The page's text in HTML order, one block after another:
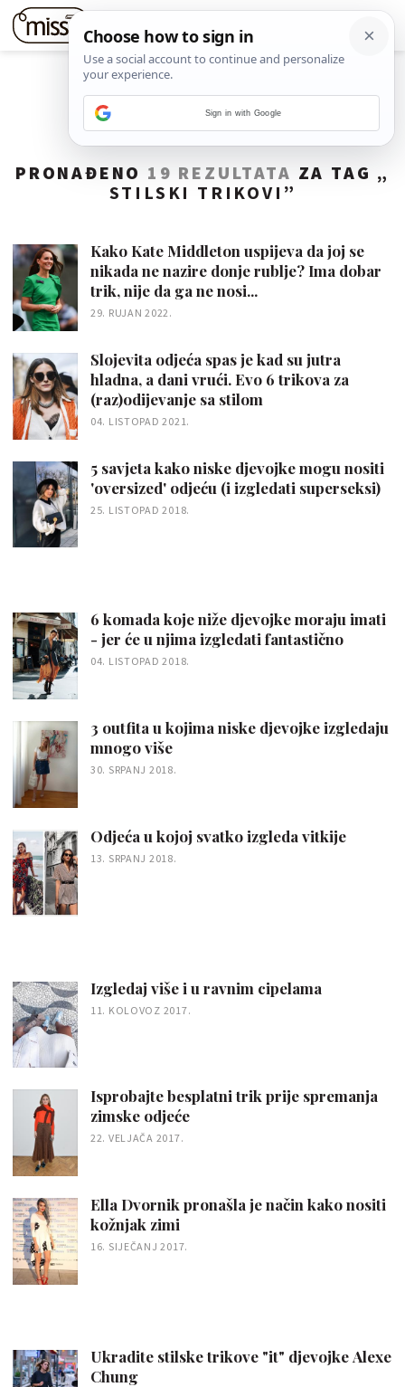
PRONAĐENO 19 REZULTATA ZA TAG „
STILSKI TRIKOVI ”
Kako Kate Middleton uspijeva da joj se
nikada ne nazire donje rublje? Ima dobar
trik, nije da ga ne nosi...
29. RUJAN 2022.
Slojevita odjeća spas je kad su jutra
hladna, a dani vrući. Evo 6 trikova za
(raz)odijevanje sa stilom
04. LISTOPAD 2021.
5 savjeta kako niske djevojke mogu nositi
'oversized' odjeću (i izgledati superseksi)
25. LISTOPAD 2018.
6 komada koje niže djevojke moraju imati
- jer će u njima izgledati fantastično
04. LISTOPAD 2018.
3 outfita u kojima niske djevojke izgledaju
mnogo više
30. SRPANJ 2018.
Odjeća u kojoj svatko izgleda vitkije
13. SRPANJ 2018.
Izgledaj više i u ravnim cipelama
11. KOLOVOZ 2017.
Isprobajte besplatni trik prije spremanja
zimske odjeće
22. VELJAČA 2017.
Ella Dvornik pronašla je način kako nositi
kožnjak zimi
16. SIJEČANJ 2017.
Ukradite stilske trikove "it" djevojke Alexe
Chung
Sign in with Google